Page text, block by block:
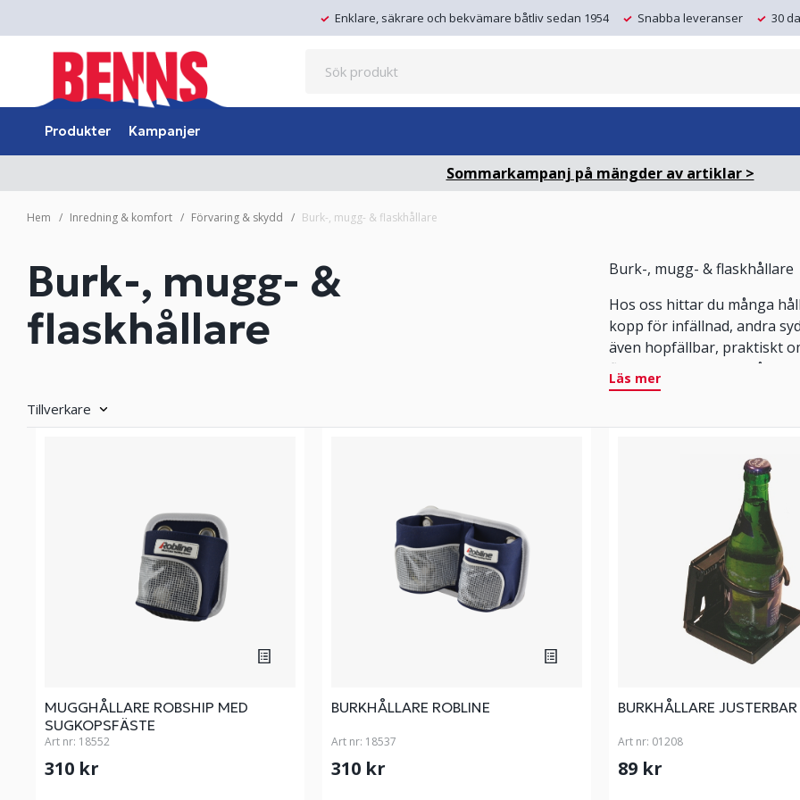
Enklare, säkrare och bekvämare båtliv sedan 1954 Snabba leveranser 30
Produkter Kampanjer
Sommarkampanj på mängder av artiklar >
Hem Inredning & komfort Förvaring & skydd Burk-, mugg- & flaskhållare
Burk-, mugg- &
flaskhållare
Burk-, mugg- & flaskhållare
Hos oss hittar du många
kopp för infällnad, andra
även hopfällbar, praktiskt
flaskor och muggar. Både
eller annan inredning
Läs mer
Tillverkare
MUGGHÅLLARE ROBSHIP MED
SUGKOPSFÄSTE
Art nr: 18552
310 kr
BURKHÅLLARE ROBLINE
Art nr: 18537
310 kr
BURKHÅLLARE JUSTERBAR
Art nr: 01208
89 kr